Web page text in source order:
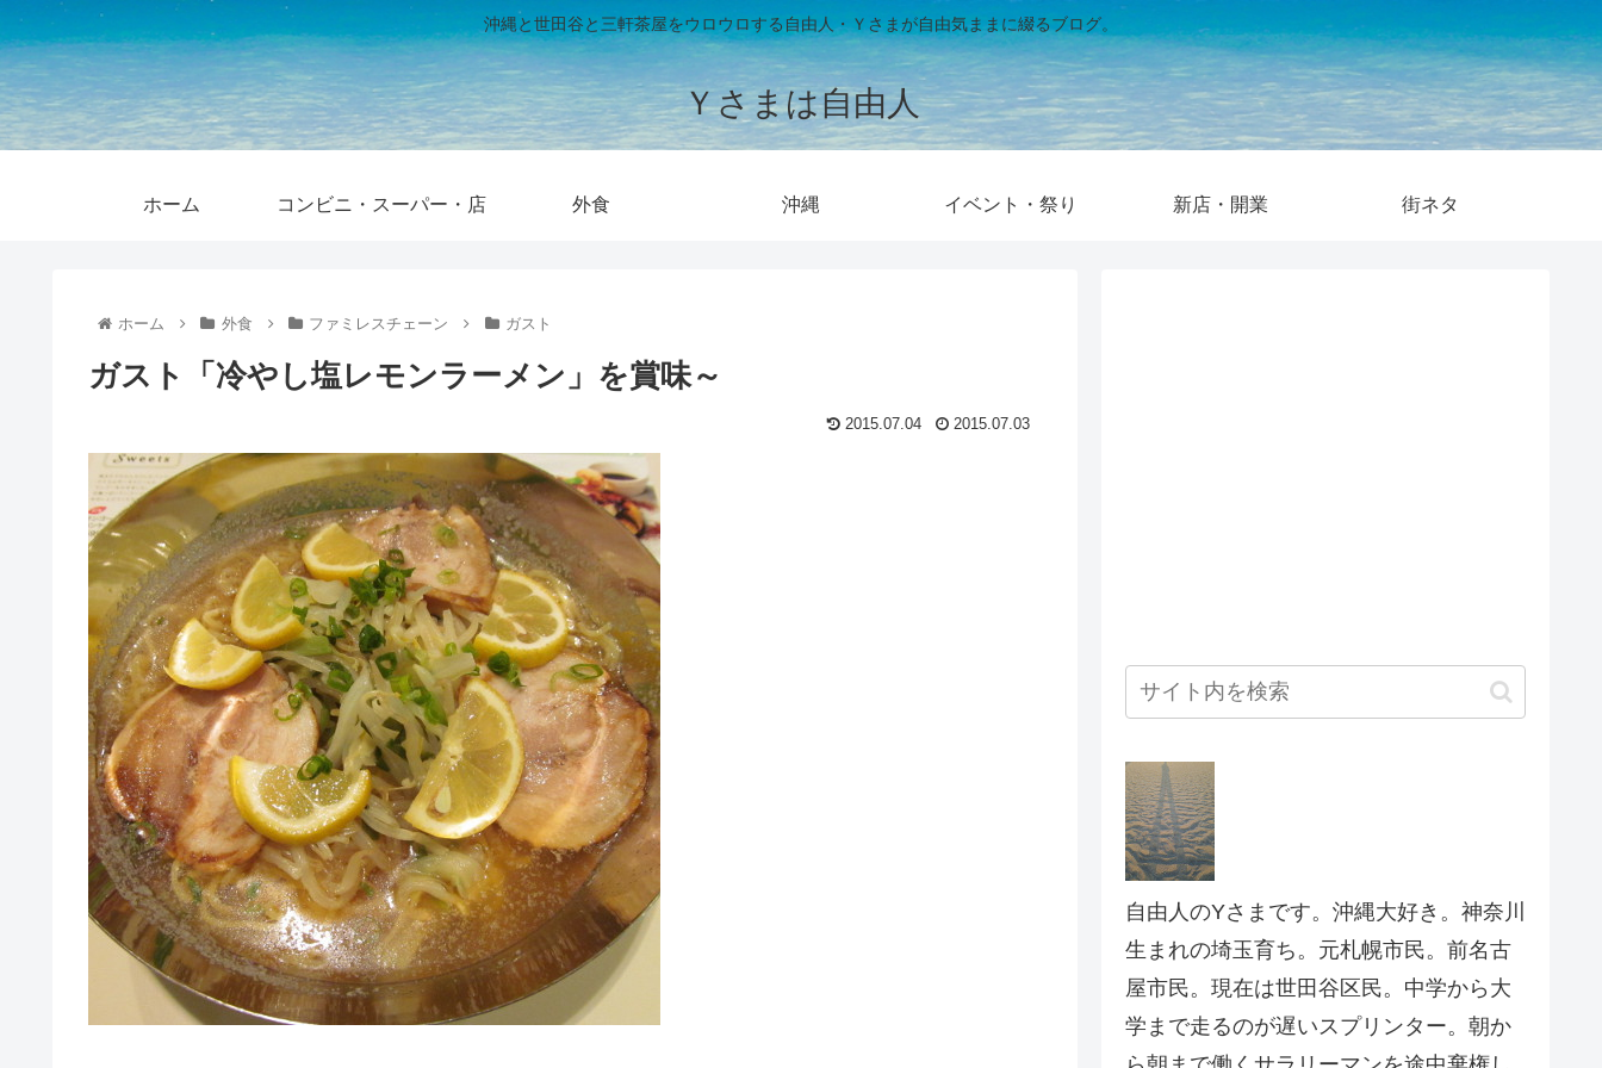
沖縄と世田谷と三軒茶屋をウロウロする自由人・Ｙさまが自由気ままに綴るブログ。
Ｙさまは自由人
ホーム コンビニ・スーパー・店 外食 沖縄 イベント・祭り 新店・開業 街ネタ
ホーム 外食 ファミレスチェーン ガスト
ガスト「冷やし塩レモンラーメン」を賞味～
2015.07.04 2015.07.03
自由人のYさまです。沖縄大好き。神奈川
生まれの埼玉育ち。元札幌市民。前名古
屋市民。現在は世田谷区民。中学から大
学まで走るのが遅いスプリンター。朝か